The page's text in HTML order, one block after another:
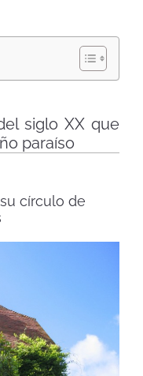
siglo XX que
paraíso
círculo de